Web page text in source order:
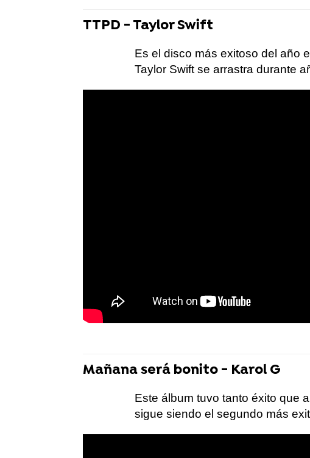
TTPD - Taylor Swift
Es el disco más exitoso del año
Taylor Swift se arrastra durante
Mañana será bonito - Karol G
Este álbum tuvo tanto éxito que
sigue siendo el segundo más